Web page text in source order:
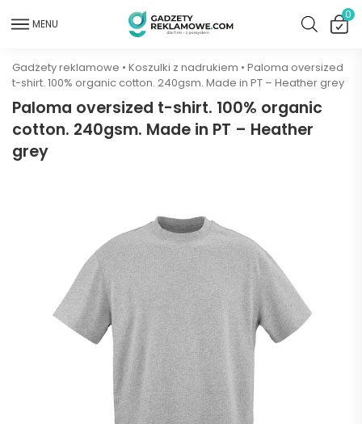
MENU
0
Gadżety reklamowe • Koszulki z nadrukiem • Paloma oversized
t-shirt. 100% organic cotton. 240gsm. Made in PT – Heather grey
Paloma oversized t-shirt. 100% organic
cotton. 240gsm. Made in PT – Heather
grey